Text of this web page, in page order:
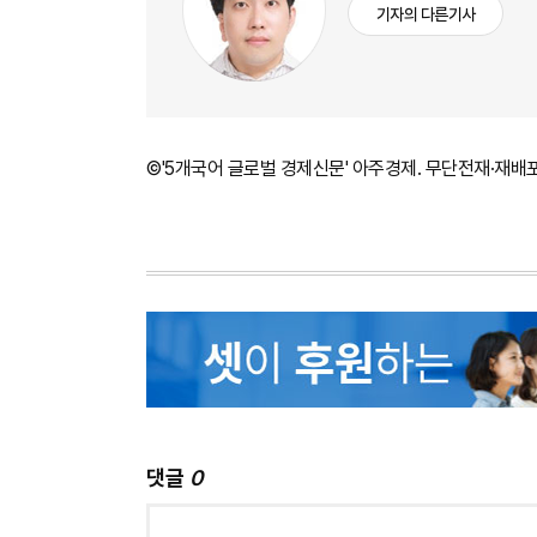
기자의 다른기사
©'5개국어 글로벌 경제신문' 아주경제. 무단전재·재배
댓글 0